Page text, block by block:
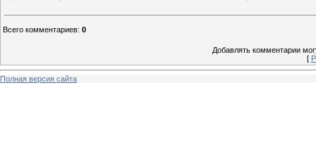
Всего комментариев: 0
Добавлять комментарии
[
Полная версия сайта